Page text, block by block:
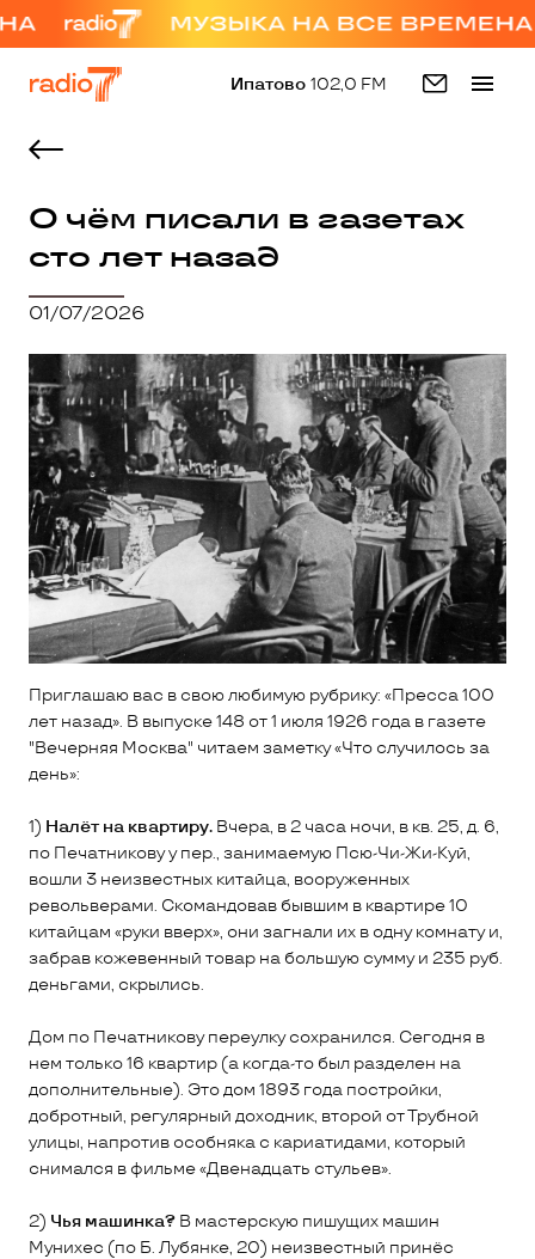
Ипатово 102,0 FM
О чём писали в газетах
сто лет назад
01/07/2026
Приглашаю вас в свою любимую рубрику: «Пресса 100
лет назад». В выпуске 148 от 1 июля 1926 года в газете
"Вечерняя Москва" читаем заметку «Что случилось за
день»:
1) Налёт на квартиру. Вчера, в 2 часа ночи, в кв. 25, д. 6,
по Печатникову у пер., занимаемую Псю-Чи-Жи-Куй,
вошли 3 неизвестных китайца, вооруженных
револьверами. Скомандовав бывшим в квартире 10
китайцам «руки вверх», они загнали их в одну комнату и,
забрав кожевенный товар на большую сумму и 235 руб.
деньгами, скрылись.
Дом по Печатникову переулку сохранился. Сегодня в
нем только 16 квартир (а когда-то был разделен на
дополнительные). Это дом 1893 года постройки,
добротный, регулярный доходник, второй от Трубной
улицы, напротив особняка с кариатидами, который
снимался в фильме «Двенадцать стульев».
2) Чья машинка? В мастерскую пишущих машин
Мунихес (по Б. Лубянке, 20) неизвестный принёс